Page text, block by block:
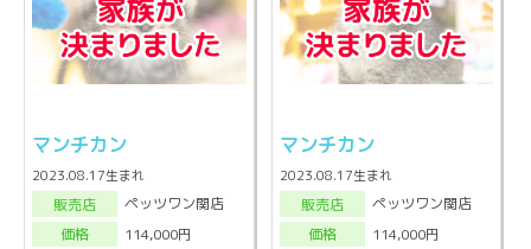
マンチカン
2023.08.17生まれ
販売店
ペッツワン関店
価格
114,000円
マンチカン
2023.08.17生まれ
販売店
ペッツワン関店
価格
114,000円